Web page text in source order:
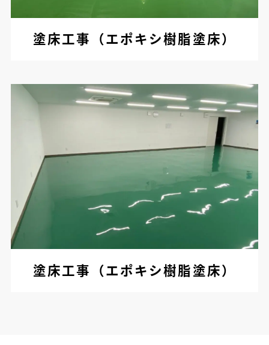
塗床工事（エポキシ樹脂塗床）
塗床工事（エポキシ樹脂塗床）